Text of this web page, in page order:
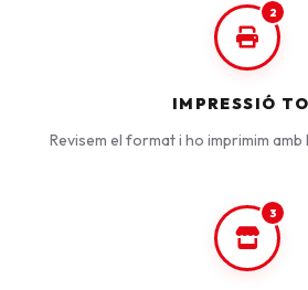
2
IMPRESSIÓ
Revisem el format i ho imprimim
3